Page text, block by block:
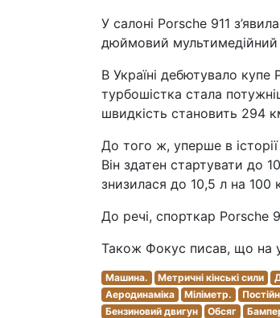
У салоні Porsche 911
дюймовий мультимедійний
В Україні дебютувало
турбошістка стала
швидкість становить 294
До того ж, уперше в
Він здатен стартувати до
знизилася до 10,5 л на 100
До речі, спорткар Porsche
Також Фокус писав, що на
Машина. Метричні кінські сили
Аеродинаміка
Міліметр.
Бензиновий двигун
Обсяг